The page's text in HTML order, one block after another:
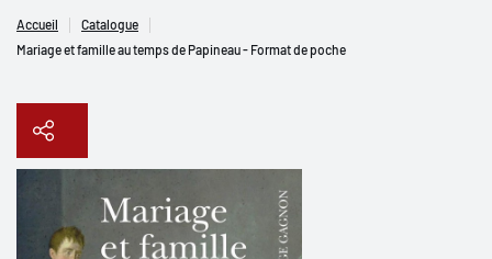
Accueil
Catalogue
Mariage et famille au temps de Papineau - Format de poche
Copier le lien